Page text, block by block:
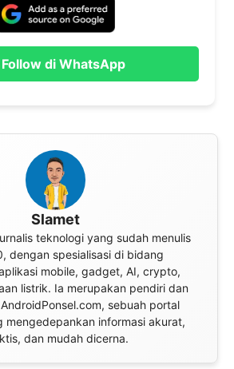
Follow di WhatsApp
Slamet
teknologi yang sudah menulis
dengan spesialisasi di bidang
mobile, gadget, AI, crypto,
listrik. Ia merupakan pendiri dan
sebuah portal
mengedepankan informasi akurat,
dan mudah dicerna.